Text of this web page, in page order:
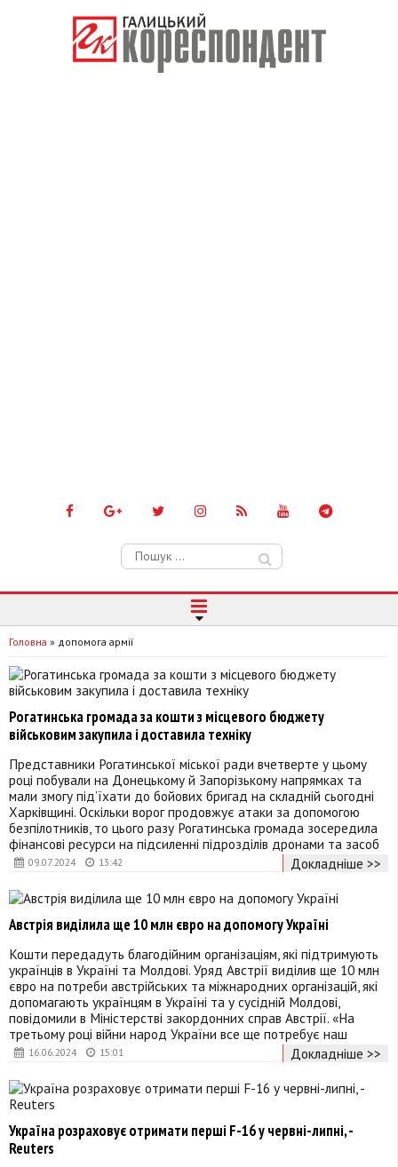
Пошук:
Головна » допомога армії
09.07.2024 13:42
Рогатинська громада за кошти з місцевого бюджету
військовим закупила і доставила техніку
Представники Рогатинської міської ради вчетверте у цьому
році побували на Донецькому й Запорізькому напрямках та
мали змогу під’їхати до бойових бригад на складній сьогодні
Харківщині. Оскільки ворог продовжує атаки за допомогою
безпілотників, то цього разу Рогатинська громада зосередила
фінансові ресурси на підсиленні підрозділів дронами та засоб
Докладніше >>
16.06.2024 15:01
Австрія виділила ще 10 млн євро на допомогу Україні
Кошти передадуть благодійним організаціям, які підтримують
українців в Україні та Молдові. Уряд Австрії виділив ще 10 млн
євро на потреби австрійських та міжнародних організацій, які
допомагають українцям в Україні та у сусідній Молдові,
повідомили в Міністерстві закордонних справ Австрії. «На
третьому році війни народ України все ще потребує наш
Докладніше >>
Україна розраховує отримати перші F-16 у червні-липні, -
Reuters